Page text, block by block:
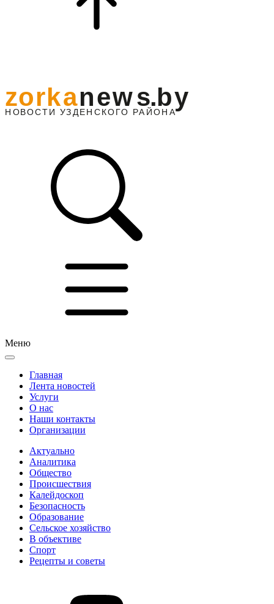
Меню
Главная
Лента новостей
Услуги
О нас
Наши контакты
Организации
Актуально
Аналитика
Общество
Происшествия
Калейдоскоп
Безопасность
Образование
Сельское хозяйство
В объективе
Спорт
Рецепты и советы